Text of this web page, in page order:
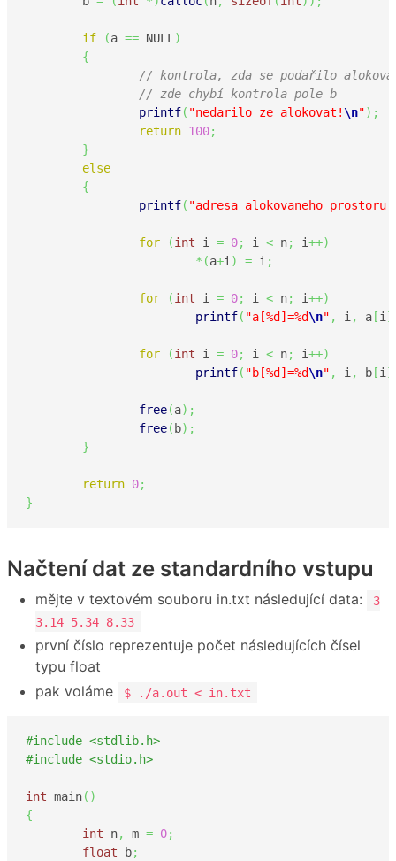
if (a == NULL )
{
// kontrola, zda se podařilo
// zde chybí kontrola pole b
printf( "nedarilo ze alokovat! \n") ;
return 100;
}
else
{
printf( "adresa alokovaneho prostoru:
for (int i = 0; i < n; i++)
* (a+i ) = i ;
for (int i = 0; i < n; i++)
printf( "a[%d]=%d\n" , i , a [i ]
for (int i = 0; i < n; i++)
printf( "b[%d]=%d\n" , i , b [i ]
free(a) ;
free( b) ;
}
return 0;
}
Načtení dat ze standardního vstupu
mějte v textovém souboru in.txt následující data:
3
3.14 5.34 8.33
první číslo reprezentuje počet následujících čísel
typu float
pak voláme
$ ./a.out < in.txt
#include <stdlib.h>
#include <stdio.h>
int main( )
{
int n, m = 0;
float b;